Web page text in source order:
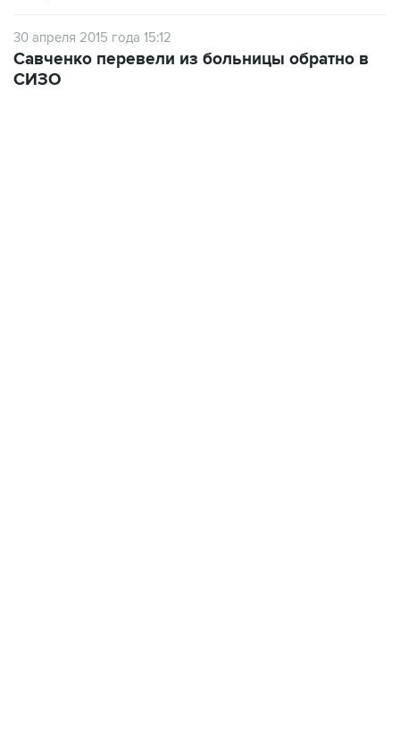
30 апреля 2015 года 15:12
Савченко перевели из больницы обратно в
СИЗО